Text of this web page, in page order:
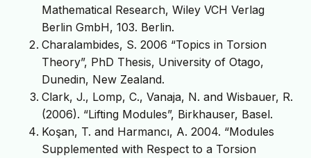
Mathematical Research, Wiley VCH Verlag
Berlin GmbH, 103. Berlin.
Charalambides, S. 2006 “Topics in Torsion
Theory”, PhD Thesis, University of Otago,
Dunedin, New Zealand.
Clark, J., Lomp, C., Vanaja, N. and Wisbauer, R.
(2006). “Lifting Modules”, Birkhauser, Basel.
Koşan, T. and Harmancı, A. 2004. “Modules
Supplemented with Respect to a Torsion